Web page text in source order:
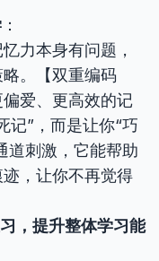
：
力本身有问题，
。【双重编码
爱、更高效的记
记”，而是让你“巧
道刺激，它能帮助
，让你不再觉得
，提升整体学习能